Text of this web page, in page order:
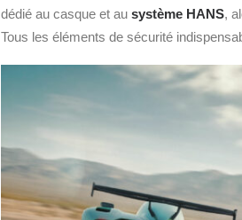
dédié au casque et au système HANS,
Tous les éléments de sécurité